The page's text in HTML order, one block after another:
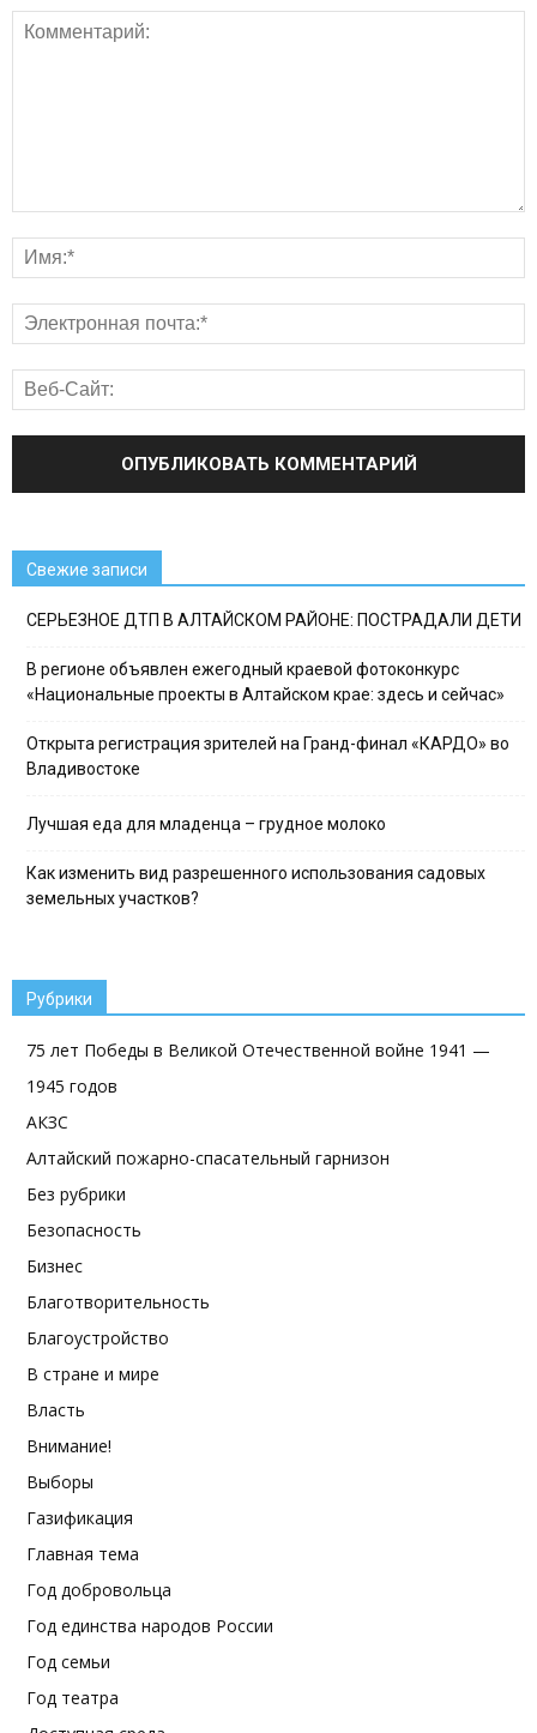
Свежие записи
СЕРЬЕЗНОЕ ДТП В АЛТАЙСКОМ РАЙОНЕ: ПОСТРАДАЛИ ДЕТИ
В регионе объявлен ежегодный краевой фотоконкурс
«Национальные проекты в Алтайском крае: здесь и сейчас»
Открыта регистрация зрителей на Гранд-финал «КАРДО» во
Владивостоке
Лучшая еда для младенца – грудное молоко
Как изменить вид разрешенного использования садовых
земельных участков?
Рубрики
75 лет Победы в Великой Отечественной войне 1941 —
1945 годов
АКЗС
Алтайский пожарно-спасательный гарнизон
Без рубрики
Безопасность
Бизнес
Благотворительность
Благоустройство
В стране и мире
Власть
Внимание!
Выборы
Газификация
Главная тема
Год добровольца
Год единства народов России
Год семьи
Год театра